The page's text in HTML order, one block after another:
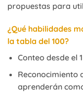
propuestas para
¿Qué habilidades
la tabla del 100?
Conteo desde el
Reconocimiento
aprenderán